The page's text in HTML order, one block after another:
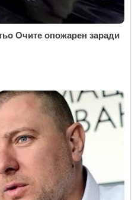
Очите опожарен заради